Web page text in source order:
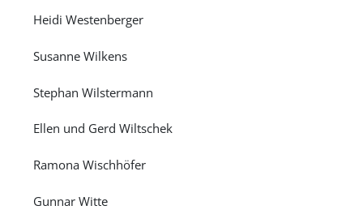
Heidi Westenberger
Susanne Wilkens
Stephan Wilstermann
Ellen und Gerd Wiltschek
Ramona Wischhöfer
Gunnar Witte